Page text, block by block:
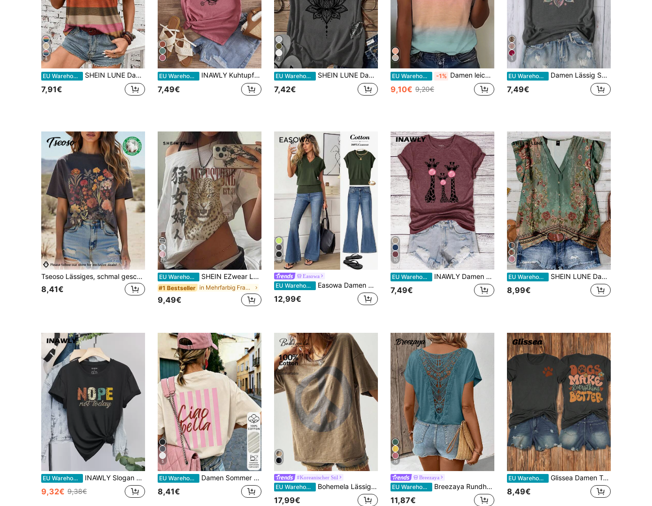
8
EU Warehouse SHEIN LUNE Damen Rundhals-Top mit bunten Streifen, geeignet für Frühling und Sommer
7,91€
EU Warehouse INAWLY Kuhtupfen Grafik T-Shirt Damen Oberteile
7,49€
7
EU Warehouse SHEIN LUNE Damen Lässig Top mit Lotus Blumen Muster, geeignet für Sommer, Lässig
7,42€
EU Warehouse -1% Damen leichtes rosa Batik Kurzarm Rundhals T-Shirt, Regular Fit Polyester Top, leicht elastisch, Sommer Casual
9,10€ 9,20€
5
EU Warehouse Damen Lässig Sommer T-Shirt mit Blume Muster, figurbetont
7,49€
Tseoso Lässiges, schmal geschnittenes Damen Baumwoll-T-Shirt mit Blumengrafik und Rundhalsausschnitt, Kurzarm, geeignet für den Sommer
8,41€
27
EU Warehouse SHEIN EZwear Lässiges, minimalistisches Damen T-Shirt mit Allover-Muster, Off-Shoulder, locker sitzender Kurzarm-Schnitt
#1 Bestseller in Mehrfarbig Frauen T-Shirts
9,49€
16
Easowa
EU Warehouse Easowa Damen Casual V-Ausschnitt Fledermausärmel T-Shirt, Sommer
12,99€
10
EU Warehouse INAWLY Damen Rundausschnitt T-Shirt mit Giraffen-Muster, 140g Reguläre Mode Lässig T-Shirts mit grafischem Gepardmuster für Damen
7,49€
EU Warehouse SHEIN LUNE Damen Lässig Minimalist Stil grünes Blumen geometrisches bedrucktes Hemd, geeignet für den Sommer
8,99€
EU Warehouse INAWLY Slogan Grafik T-Shirt NOPE Nicht heute Grafik T-Shirts Damen Tops
9,32€ 9,38€
5
EU Warehouse Damen Sommer 100% Baumwolle Vintage Cartoon Englisch Grafik Muster Kurzarm T-Shirt, Retro Rundhals Rücken Muster Lässig Alltag Streetwear Top, Y2K Ästhetik
8,41€
#Koreanischer Stil
EU Warehouse Bohemela Lässiges Einfarbig kurzärmeliges Oversized Damen T-Shirt mit Rundhalsausschnitt aus Strick
17,99€
16
Breezaya
EU Warehouse Breezaya Rundhals-T-Shirt mit Spitzenpatches für den Sommer, Kurzarm
11,87€
EU Warehouse Glissea Damen T-Shirt mit rundem Ausschnitt, Kurzarm, Motiv: Hund, Beschriftung, Cartoon Grafik
8,49€